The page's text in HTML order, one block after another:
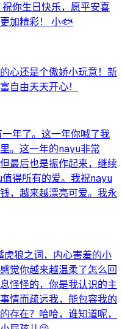
你生日快乐，愿平安喜
加精彩！ 小🐟
心还是个傲娇小玩意！新
自由天天开心！
年了。这一年你喊了我
。这一年的nayu非常
最后也是振作起来，继续
得所有的爱。我祝nayu
，越来越漂亮可爱。我永
狼之词，内心害羞的小
觉你越来越温柔了怎么回
怪怪的，你是我认识的主
情而疏远我，能包容我的
存在？哈哈，谁知道呢，